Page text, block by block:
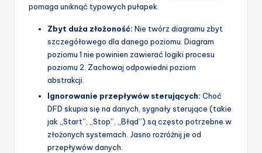
pomaga uniknąć typowych pułapek.
Zbyt duża złożoność: Nie twórz diagramu zbyt
szczegółowego dla danego poziomu. Diagram
poziomu 1 nie powinien zawierać logiki procesu
poziomu 2. Zachowaj odpowiedni poziom
abstrakcji.
Ignorowanie przepływów sterujących: Choć
DFD skupia się na danych, sygnały sterujące (takie
jak „Start”, „Stop”, „Błąd”) są często potrzebne w
złożonych systemach. Jasno rozróżnij je od
przepływów danych.